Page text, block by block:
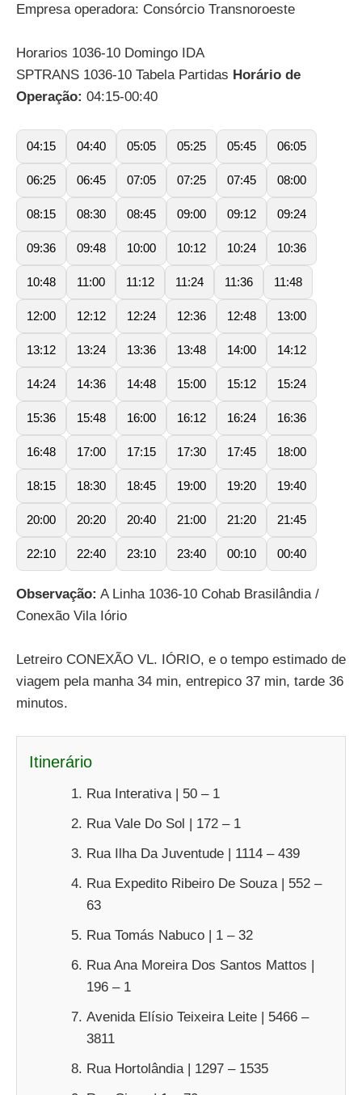
Empresa operadora: Consórcio Transnoroeste
Horarios 1036-10 Domingo IDA
SPTRANS 1036-10 Tabela Partidas Horário de
Operação: 04:15-00:40
04:15 04:40 05:05 05:25 05:45 06:05
06:25 06:45 07:05 07:25 07:45 08:00
08:15 08:30 08:45 09:00 09:12 09:24
09:36 09:48 10:00 10:12 10:24 10:36
10:48 11:00 11:12 11:24 11:36 11:48
12:00 12:12 12:24 12:36 12:48 13:00
13:12 13:24 13:36 13:48 14:00 14:12
14:24 14:36 14:48 15:00 15:12 15:24
15:36 15:48 16:00 16:12 16:24 16:36
16:48 17:00 17:15 17:30 17:45 18:00
18:15 18:30 18:45 19:00 19:20 19:40
20:00 20:20 20:40 21:00 21:20 21:45
22:10 22:40 23:10 23:40 00:10 00:40
Observação: A Linha 1036-10 Cohab Brasilândia /
Conexão Vila Iório
Letreiro CONEXÃO VL. IÓRIO, e o tempo estimado de
viagem pela manha 34 min, entrepico 37 min, tarde 36
minutos.
Itinerário
Rua Interativa | 50 – 1
Rua Vale Do Sol | 172 – 1
Rua Ilha Da Juventude | 1114 – 439
Rua Expedito Ribeiro De Souza | 552 –
63
Rua Tomás Nabuco | 1 – 32
Rua Ana Moreira Dos Santos Mattos |
196 – 1
Avenida Elísio Teixeira Leite | 5466 –
3811
Rua Hortolândia | 1297 – 1535